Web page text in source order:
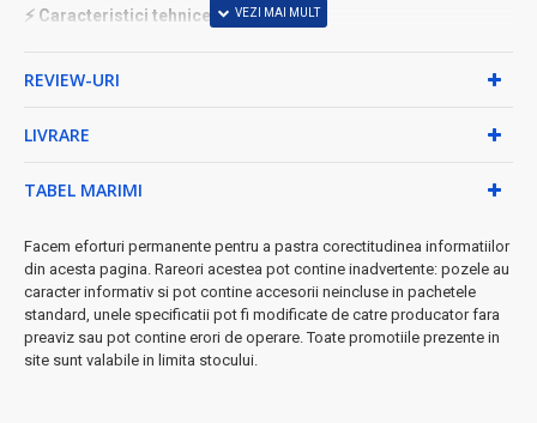
⚡ Caracteristici tehnice premium:
superioară
garantată
✓Design gri elegant
★ De ce să alegeți această cană termos?
Fabricată din materiale de înaltă calitate, această cană este
de spălatși rezistentă la uzura zilnică. Fie că plecați la birou, în
călătorie sau pur și simplu vă relaxați acasă, temperatura
băuturii dumneavoastră favorite va rămâne constantă ore
REVIEW-URI
LIVRARE
TABEL MARIMI
Facem eforturi permanente pentru a pastra corectitudinea informatiilor
din acesta pagina. Rareori acestea pot contine inadvertente: pozele au
caracter informativ si pot contine accesorii neincluse in pachetele
standard, unele specificatii pot fi modificate de catre producator fara
preaviz sau pot contine erori de operare. Toate promotiile prezente in
site sunt valabile in limita stocului.